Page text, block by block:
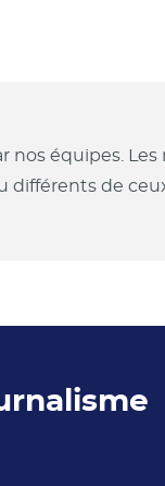
nos équipes.
différents de